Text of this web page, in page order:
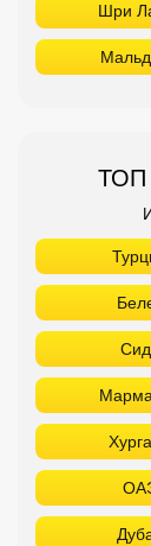
Шри
ТОП